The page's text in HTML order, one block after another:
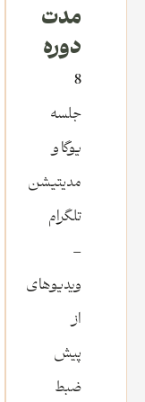
مدت
دوره
8
جلسه
یوگا و
مدیتیشن
تلگرام
–
ویدیوهای
از
پیش
ضبط‌